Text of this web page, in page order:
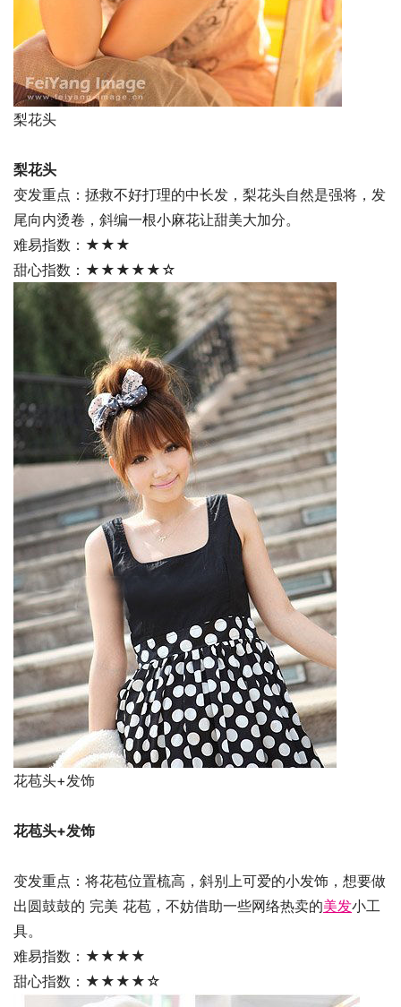
梨花头
梨花头
变发重点：拯救不好打理的中长发，梨花头自然是强将，发
尾向内烫卷，斜编一根小麻花让甜美大加分。
难易指数：★★★
甜心指数：★★★★★☆
花苞头+发饰
花苞头+发饰
变发重点：将花苞位置梳高，斜别上可爱的小发饰，想要做
出圆鼓鼓的 完美 花苞，不妨借助一些网络热卖的美发小工
具。
难易指数：★★★★
甜心指数：★★★★☆